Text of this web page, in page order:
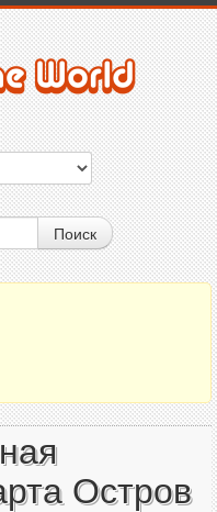
Поиск
Остров